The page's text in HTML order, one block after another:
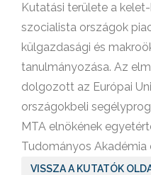
Kutatási területe a
szocialista országok
külgazdasági és
tanulmányozása. Az
dolgozott az Európai
országokbeli
MTA elnökének
Tudományos
VISSZA A KUTATÓK